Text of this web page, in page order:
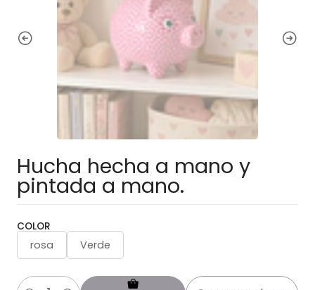
Hucha hecha a mano y
pintada a mano.
COLOR
rosa Verde